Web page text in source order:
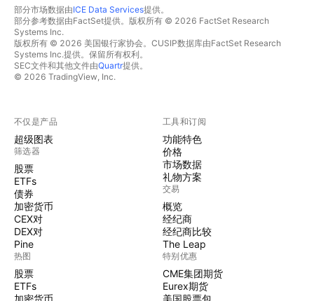
部分市场数据由ICE Data Services提供。
部分参考数据由FactSet提供。版权所有 © 2026 FactSet Research
Systems Inc.
版权所有 © 2026 美国银行家协会。CUSIP数据库由FactSet Research
Systems Inc.提供。保留所有权利。
SEC文件和其他文件由Quartr提供。
© 2026 TradingView, Inc.
不仅是产品
超级图表
筛选器
股票
ETFs
债券
加密货币
CEX对
DEX对
Pine
热图
股票
ETFs
加密货币
工具和订阅
功能特色
价格
市场数据
礼物方案
交易
概览
经纪商
经纪商比较
The Leap
特别优惠
CME集团期货
Eurex期货
美国股票包